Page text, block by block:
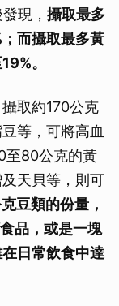
現， 攝取最多
而攝取最多黃
。
取約170公克
等，可將高血
至80公克的黃
天貝等，則可
豆類的份量，
品，或是一塊
日常飲食中達